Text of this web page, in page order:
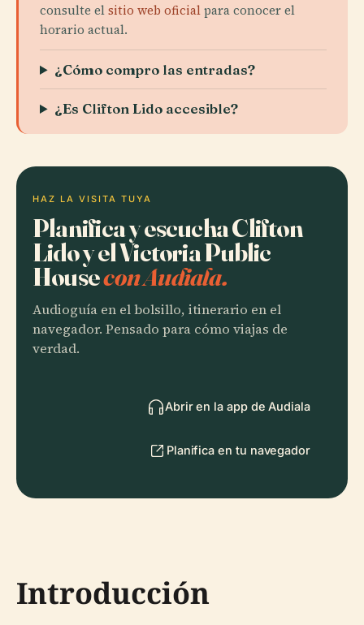
consulte elsitio web oficialpara conocer el
horario actual.
¿Cómo compro las entradas?
¿Es Clifton Lido accesible?
HAZ LA VISITA TUYA
Planifica y escucha Clifton
Lido y el Victoria Public
Housecon Audiala.
Audioguía en el bolsillo, itinerario en el
navegador. Pensado para cómo viajas de
verdad.
Abrir en la app de Audiala
Planifica en tu navegador
Introducción